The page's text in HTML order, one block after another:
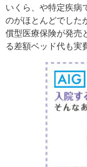
いくら、や特定疾病
のがほとんどでした
償型医療保険が発売
る差額ベッド代も実